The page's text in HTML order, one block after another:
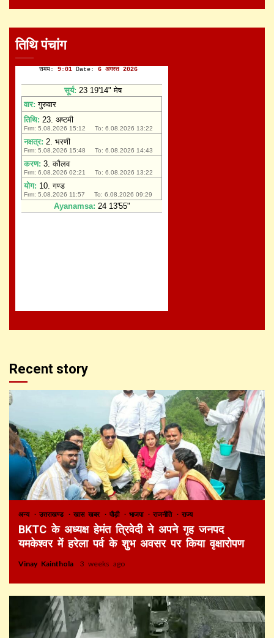
तिथि पंचांग
Recent story
अन्य उत्तराखण्ड खास खबर पौड़ी भाजपा राजनीति राज्य
BKTC के अध्यक्ष हेमंत त्रिवेदी ने अपने गृह जनपद
यमकेश्वर में हरेला पर्व के शुभ अवसर पर किया वृक्षारोपण
Vinay Kainthola 3 weeks ago